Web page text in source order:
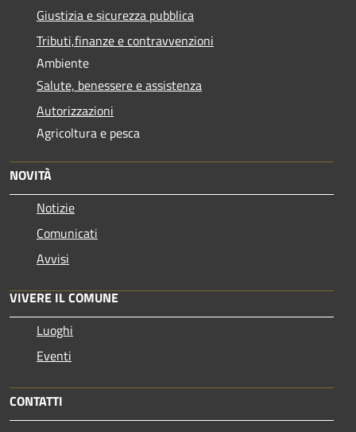
Giustizia e sicurezza pubblica
Tributi,finanze e contravvenzioni
Ambiente
Salute, benessere e assistenza
Autorizzazioni
Agricoltura e pesca
NOVITÀ
Notizie
Comunicati
Avvisi
VIVERE IL COMUNE
Luoghi
Eventi
CONTATTI